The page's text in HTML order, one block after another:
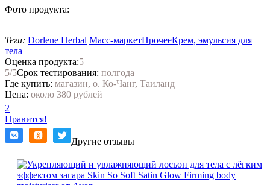
Фото продукта:
Теги: Dorlene Herbal Масс-маркетПрочееКрем, эмульсия для
тела
Оценка продукта:5
5/5Срок тестирования: полгода
Где купить: магазин, о. Ко-Чанг, Таиланд
Цена: около 380 рублей
2
Нравится!
Другие отзывы